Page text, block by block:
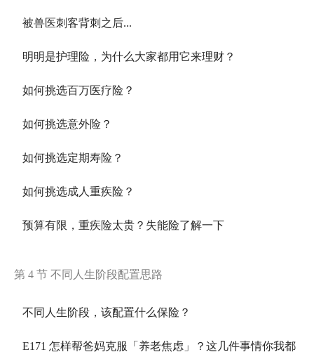
被兽医刺客背刺之后...
明明是护理险，为什么大家都用它来理财？
如何挑选百万医疗险？
如何挑选意外险？
如何挑选定期寿险？
如何挑选成人重疾险？
预算有限，重疾险太贵？失能险了解一下
第 4 节 不同人生阶段配置思路
不同人生阶段，该配置什么保险？
E171 怎样帮爸妈克服「养老焦虑」？这几件事情你我都